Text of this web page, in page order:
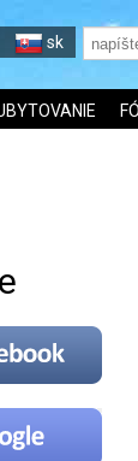
sk